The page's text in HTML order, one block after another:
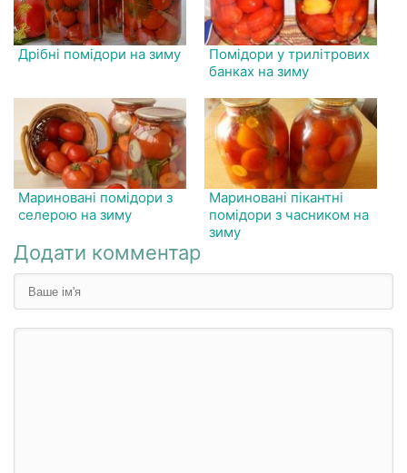
Дрібні помідори на зиму
Помідори у трилітрових
банках на зиму
Мариновані помідори з
селерою на зиму
Мариновані пікантні
помідори з часником на
зиму
Додати комментар